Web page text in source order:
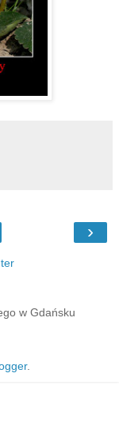
›
w Gdańsku
.